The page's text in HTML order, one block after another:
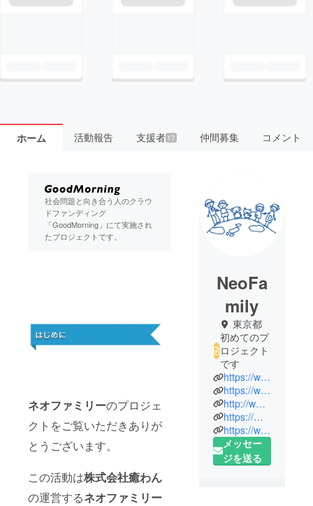
ホーム 活動報告 支援者 17 仲間募集 コメント
社会問題と向き合う人のクラウ
ドファンディング
「GoodMorning」にて実施され
たプロジェクトです。
ネオファミリーのプロジェ
クトをご覧いただきありが
とうございます。
この活動は株式会社癒わん
の運営するネオファミリー
NeoFa
mily
東京都
初めてのプ
ロジェクト
です
https://www.instagram.com/neofamily_8
https://www.facebook.com/NeoFamily8/
http://www.iyawan8.com
https://mobile.twitter.com/RR5XSoQOt4J9R4V
https://www.youtube.com/channel/UCk6cjiWj5WRGIeuqrZheBDg?view_as=subscriber
メッセー
ジを送る